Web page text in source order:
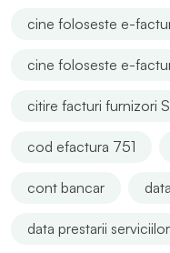
cine foloseste e-
cine foloseste e-
citire facturi furnizori
cod efactura 751
cont bancar
data prestarii serviciilor